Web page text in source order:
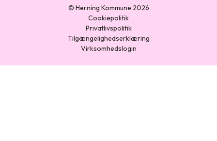
© Herning Kommune 2026
Cookiepolitik
Privatlivspolitik
Tilgængelighedserklæring
Virksomhedslogin